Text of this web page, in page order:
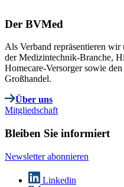
Der BVMed
Als Verband repräsentieren
der Medizintechnik-Branche,
Homecare-Versorger sowie
Großhandel.
Über uns
Mitgliedschaft
Bleiben Sie informiert
Newsletter abonnieren
Linkedin